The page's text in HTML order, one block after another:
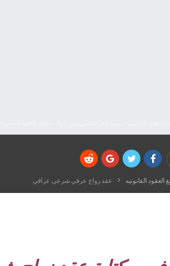
العقود القانونيه عقد زواج عرفي شرعي عراقي